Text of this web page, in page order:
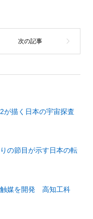
描く日本の宇宙探査
の節目が示す日本の転
触媒を開発 高知工科